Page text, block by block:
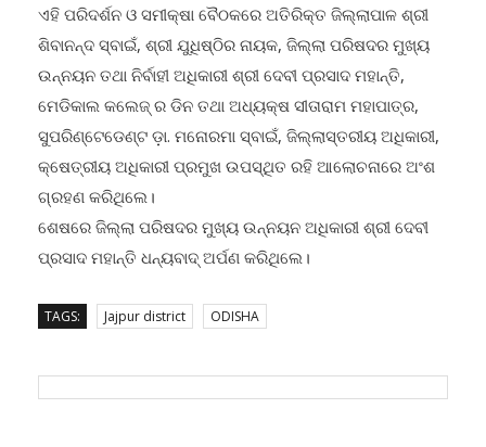
ଏହି ପରିଦର୍ଶନ ଓ ସମୀକ୍ଷା ବୈଠକରେ ଅତିରିକ୍ତ ଜିଲ୍ଲାପାଳ ଶ୍ରୀ
ଶିବାନନ୍ଦ ସ୍ବାଇଁ, ଶ୍ରୀ ଯୁଧିଷ୍ଠିର ନାୟକ, ଜିଲ୍ଲା ପରିଷଦର ମୁଖ୍ୟ
ଉନ୍ନୟନ ତଥା ନିର୍ବାହୀ ଅଧିକାରୀ ଶ୍ରୀ ଦେବୀ ପ୍ରସାଦ ମହାନ୍ତି,
ମେଡିକାଲ କଲେଜ୍ ର ଡିନ ତଥା ଅଧ୍ୟକ୍ଷ ସୀତାରାମ ମହାପାତ୍ର,
ସୁପରିଣ୍ଟେଡେଣ୍ଟ ଡ଼ା. ମନୋରମା ସ୍ବାଇଁ, ଜିଲ୍ଲାସ୍ତରୀୟ ଅଧିକାରୀ,
କ୍ଷେତ୍ରୀୟ ଅଧିକାରୀ ପ୍ରମୁଖ ଉପସ୍ଥିତ ରହି ଆଲୋଚନାରେ ଅଂଶ
ଗ୍ରହଣ କରିଥିଲେ।
ଶେଷରେ ଜିଲ୍ଲା ପରିଷଦର ମୁଖ୍ୟ ଉନ୍ନୟନ ଅଧିକାରୀ ଶ୍ରୀ ଦେବୀ
ପ୍ରସାଦ ମହାନ୍ତି ଧନ୍ୟବାଦ୍ ଅର୍ପଣ କରିଥିଲେ।
TAGS: Jajpur district ODISHA